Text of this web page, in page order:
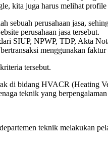
kita juga harus melihat
sebuah perusahaan jasa,
perusahaan jasa tersebut.
SIUP, NPWP, TDP, Akta
menggunakan faktur
tersebut.
di bidang HVACR
teknik yang
teknik melakukan